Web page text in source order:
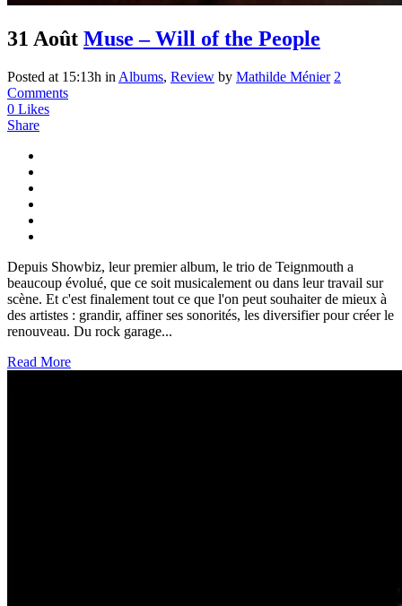
31 Août Muse – Will of the People
Posted at 15:13h in Albums, Review by Mathilde Ménier 2
Comments
0 Likes
Share
Depuis Showbiz, leur premier album, le trio de Teignmouth a
beaucoup évolué, que ce soit musicalement ou dans leur travail sur
scène. Et c'est finalement tout ce que l'on peut souhaiter de mieux à
des artistes : grandir, affiner ses sonorités, les diversifier pour créer le
renouveau. Du rock garage...
Read More